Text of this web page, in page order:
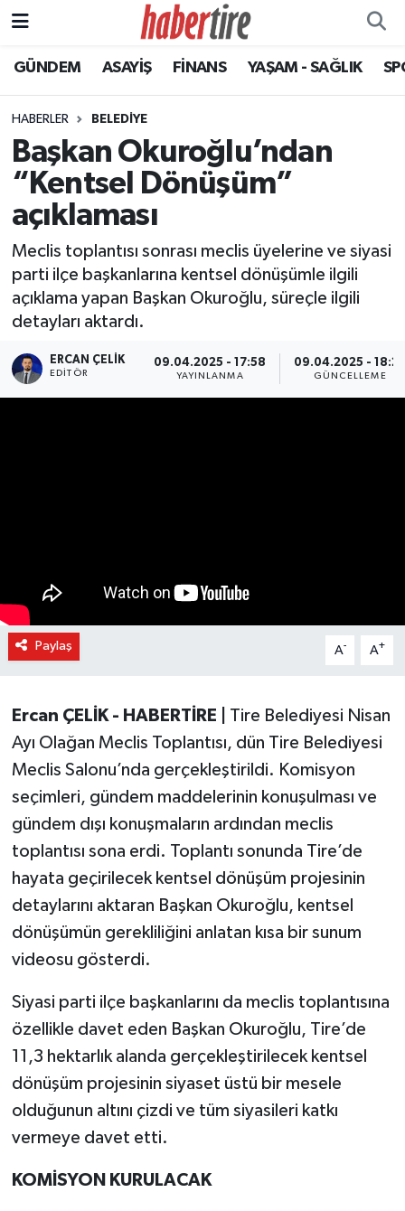
GÜNDEM ASAYİŞ FİNANS YAŞAM - SAĞLIK
HABERLER BELEDİYE
Başkan Okuroğlu’ndan
“Kentsel Dönüşüm”
açıklaması
Meclis toplantısı sonrası meclis üyelerine ve siyasi
parti ilçe başkanlarına kentsel dönüşümle ilgili
açıklama yapan Başkan Okuroğlu, süreçle ilgili
detayları aktardı.
ERCAN ÇELIK
EDITÖR
09.04.2025 - 17:58
YAYINLANMA
09.04.2025 -
GÜNCELLEME
Paylaş A- A+
Ercan ÇELİK - HABERTİRE |
Tire Belediyesi Nisan
Ayı Olağan Meclis Toplantısı, dün Tire Belediyesi
Meclis Salonu’nda gerçekleştirildi. Komisyon
seçimleri, gündem maddelerinin konuşulması ve
gündem dışı konuşmaların ardından meclis
toplantısı sona erdi. Toplantı sonunda Tire’de
hayata geçirilecek kentsel dönüşüm projesinin
detaylarını aktaran Başkan Okuroğlu, kentsel
dönüşümün gerekliliğini anlatan kısa bir sunum
videosu gösterdi.
Siyasi parti ilçe başkanlarını da meclis toplantısına
özellikle davet eden Başkan Okuroğlu, Tire’de
11,3 hektarlık alanda gerçekleştirilecek kentsel
dönüşüm projesinin siyaset üstü bir mesele
olduğunun altını çizdi ve tüm siyasileri katkı
vermeye davet etti.
KOMİSYON KURULACAK
Tire Nöbetçi Eczaneler
Tire Hava Durumu
Tire Trafik Yoğunluk Haritası
Süper Lig Puan Durumu ve Fikstür
Tüm Manşetler
Son Dakika Haberleri